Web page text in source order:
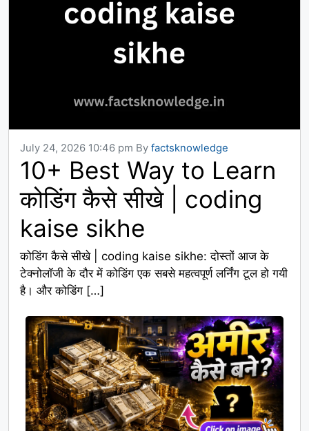
July 24, 2026 10:46 pm By factsknowledge
10+ Best Way to Learn
कोडिंग कैसे सीखे | coding
kaise sikhe
कोडिंग कैसे सीखे | coding kaise sikhe: दोस्तों आज के
टेक्नोलॉजी के दौर में कोडिंग एक सबसे महत्वपूर्ण लर्निंग टूल हो गयी
है। और कोडिंग […]